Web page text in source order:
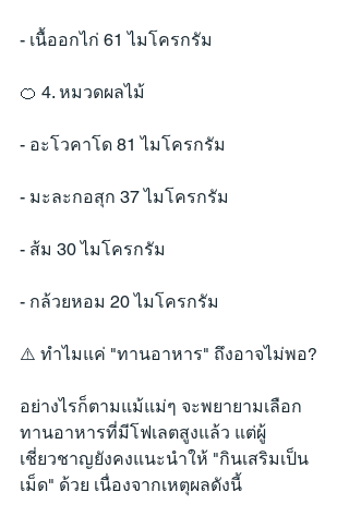
- เนื้ออกไก่ 61 ไมโครกรัม
🍊 4. หมวดผลไม้
- อะโวคาโด 81 ไมโครกรัม
- มะละกอสุก 37 ไมโครกรัม
- ส้ม 30 ไมโครกรัม
- กล้วยหอม 20 ไมโครกรัม
⚠️ ทำไมแค่ "ทานอาหาร" ถึงอาจไม่พอ?
อย่างไรก็ตามแม้แม่ๆ จะพยายามเลือก
ทานอาหารที่มีโฟเลตสูงแล้ว แต่ผู้
เชี่ยวชาญยังคงแนะนำให้ "กินเสริมเป็น
เม็ด" ด้วย เนื่องจากเหตุผลดังนี้